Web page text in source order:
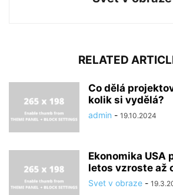
RELATED
Co dělá
kolik si vydělá?
admin - 19.10.2024
Ekonomika USA
letos vzroste až
Svet v obraze -